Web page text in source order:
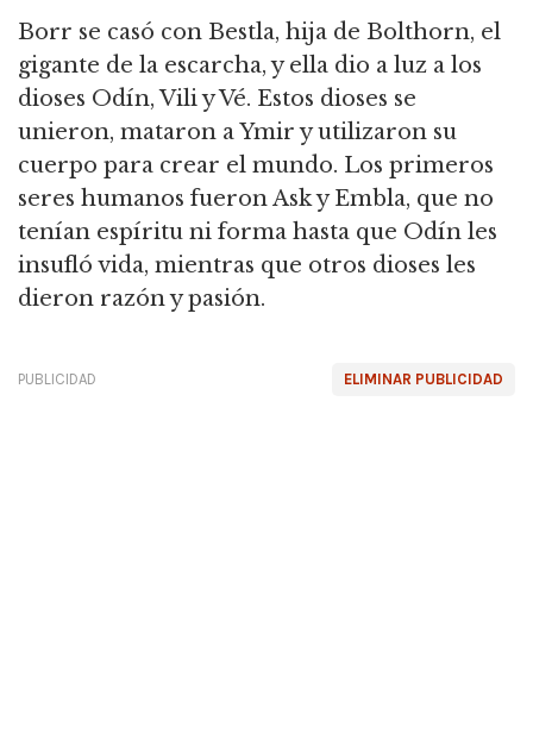
Borr se casó con Bestla, hija de Bolthorn, el
gigante de la escarcha, y ella dio a luz a los
dioses Odín, Vili y Vé. Estos dioses se
unieron, mataron a Ymir y utilizaron su
cuerpo para crear el mundo. Los primeros
seres humanos fueron Ask y Embla, que no
tenían espíritu ni forma hasta que Odín les
insufló vida, mientras que otros dioses les
dieron razón y pasión.
ELIMINAR PUBLICIDAD
PUBLICIDAD